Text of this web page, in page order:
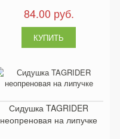
84.00 руб.
Сидушка TAGRIDER
неопреновая на липучке